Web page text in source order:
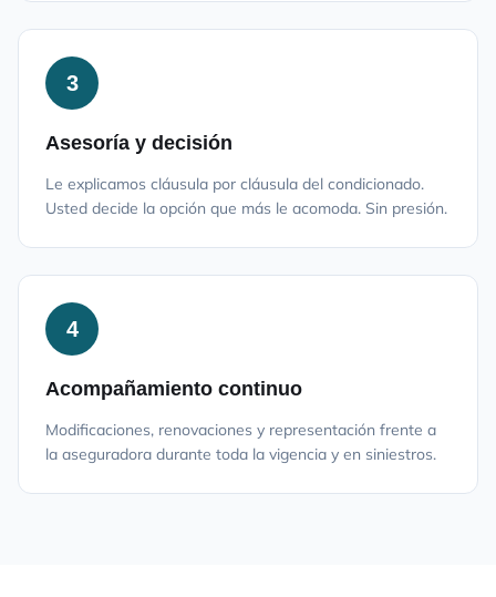
3
Asesoría y decisión
Le explicamos cláusula por cláusula del condicionado.
Usted decide la opción que más le acomoda. Sin presión.
4
Acompañamiento continuo
Modificaciones, renovaciones y representación frente a
la aseguradora durante toda la vigencia y en siniestros.